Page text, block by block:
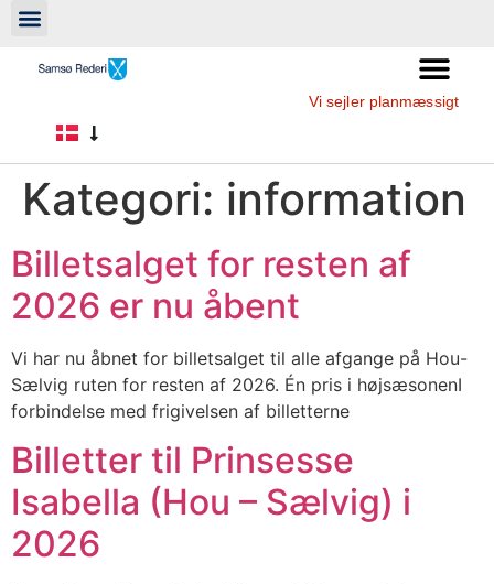
Vi sejler planmæssigt
Kategori: information
Billetsalget for resten af
2026 er nu åbent
Vi har nu åbnet for billetsalget til alle afgange på Hou-
Sælvig ruten for resten af 2026. Én pris i højsæsonenI
forbindelse med frigivelsen af billetterne
Billetter til Prinsesse
Isabella (Hou – Sælvig) i
2026